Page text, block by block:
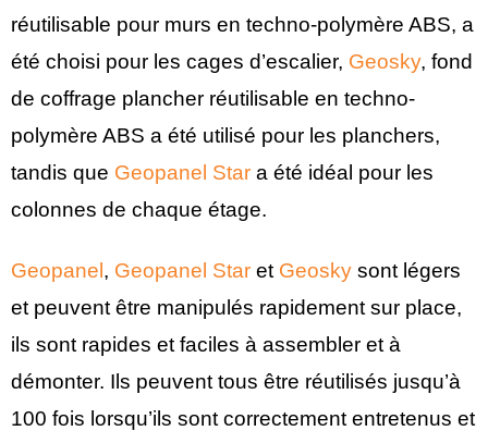
réutilisable pour murs en techno-polymère ABS, a
été choisi pour les cages d’escalier, Geosky, fond
de coffrage plancher réutilisable en techno-
polymère ABS a été utilisé pour les planchers,
tandis que Geopanel Star a été idéal pour les
colonnes de chaque étage.
Geopanel, Geopanel Star et Geosky sont légers
et peuvent être manipulés rapidement sur place,
ils sont rapides et faciles à assembler et à
démonter. Ils peuvent tous être réutilisés jusqu’à
100 fois lorsqu’ils sont correctement entretenus et